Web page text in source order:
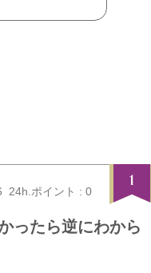
1
24h.ポイント : 0
ったら逆にわから